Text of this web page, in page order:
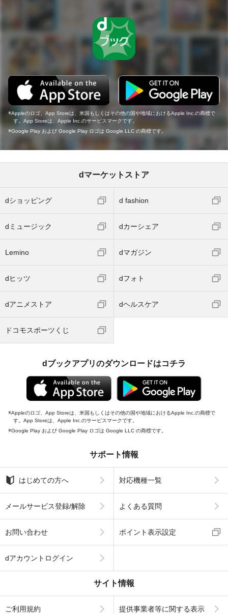
Appleのロゴ、App Storeは、米国もしくはその他の国や地域におけるApple Inc.の商標で
す。App Storeは、Apple Inc.のサービスマークです。
Google Play および Google Play ロゴは Google LLC の商標です。
dマーケットストア
dショッピング d fashion
dミュージック dカーシェア
Lemino dマガジン
dヒッツ dフォト
dアニメストア dヘルスケア
ドコモスポーツくじ
dブックアプリのダウンロードはコチラ
Appleのロゴ、App Storeは、米国もしくはその他の国や地域におけるApple Inc.の商標で
す。App Storeは、Apple Inc.のサービスマークです。
Google Play および Google Play ロゴは Google LLC の商標です。
サポート情報
はじめての方へ 対応機種一覧
メールサービス登録/解除 よくある質問
お問い合わせ ポイント表示設定
dアカウントログイン
サイト情報
ご利用規約 提供事業者等に関する表示